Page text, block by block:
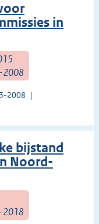
in
2008
2008
bijstand
Noord-
2018